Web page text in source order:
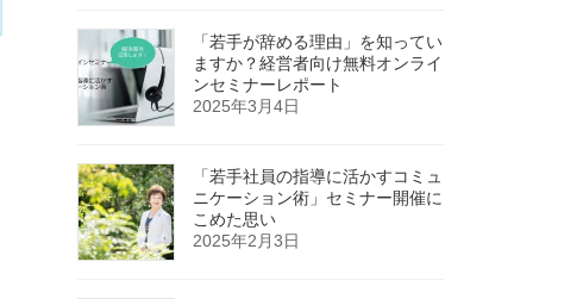
「若手が辞める理由」を知ってい
ますか？経営者向け無料オンライ
ンセミナーレポート
2025年3月4日
「若手社員の指導に活かすコミュ
ニケーション術」セミナー開催に
こめた思い
2025年2月3日